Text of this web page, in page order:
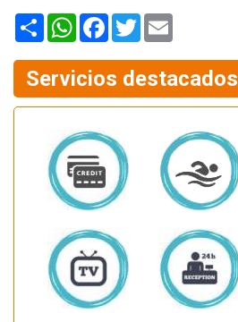
Share WhatsAppFacebook
Twitter
Servicios destacados